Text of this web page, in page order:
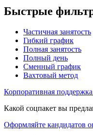
Быстрые
Частичная занятость
Гибкий график
Полная занятость
Полный день
Сменный график
Вахтовый метод
Корпоративная
Какой соцпакет вы
Оформляйте кандидатов